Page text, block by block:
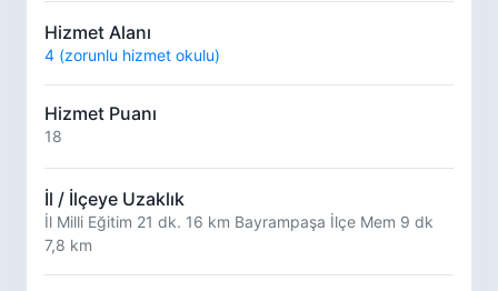
Hizmet Alanı
4 (zorunlu hizmet okulu)
Hizmet Puanı
18
İl / İlçeye Uzaklık
İl Milli Eğitim 21 dk. 16 km Bayrampaşa İlçe Mem 9 dk
7,8 km